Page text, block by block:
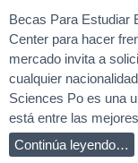
Becas Para Estudiar
Center para hacer
mercado invita a
cualquier
Sciences Po es una
está entre las
Continúa leyendo…